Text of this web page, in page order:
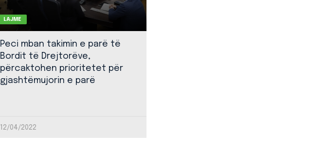
LAJME
Peci mban takimin e parë të
Bordit të Drejtorëve,
përcaktohen prioritetet për
gjashtëmujorin e parë
12/04/2022